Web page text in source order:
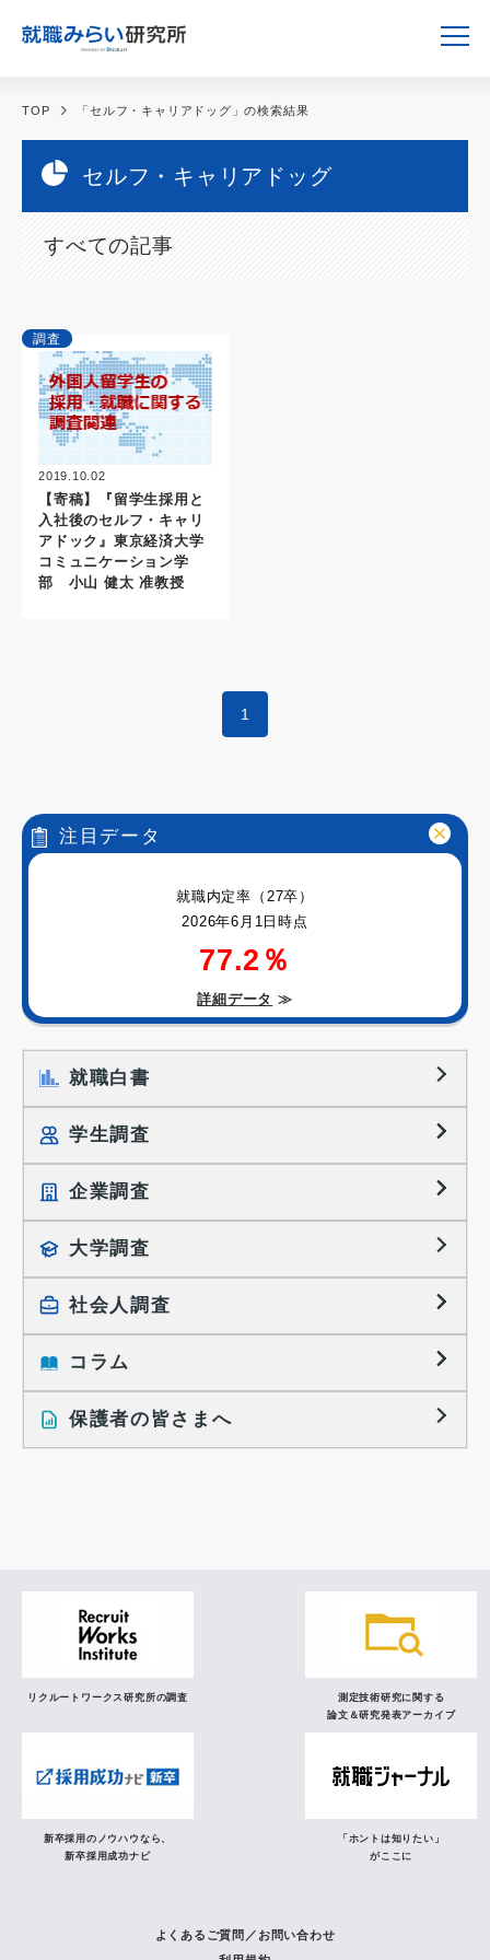
TOP 「セルフ・キャリアドッグ」の検索結果
セルフ・キャリアドッグ
すべての記事
調査
2019.10.02
【寄稿】『留学生採用と
入社後のセルフ・キャリ
アドック』東京経済大学
コミュニケーション学
部 小山 健太 准教授
1
注目データ
就職内定率（27卒）
2026年6月1日時点
77.2％
詳細データ ≫
就職白書
学生調査
就職プロセス調査
就職活動TOPICS
大学生の実態調査
働きたい組織の特徴
大学生の地域間移動レポート
就職活動に関するレポート
企業調査
採用に関する調査
採用活動に関するレポート
大学調査
社会人調査
就職活動と入社後の就業
就業レディネス研究
コラム
インタビュー記事
保護者の皆さまへ
リクルートワークス研究所の調査
測定技術研究に関する
論文＆研究発表アーカイブ
新卒採用のノウハウなら、
新卒採用成功ナビ
「ホントは知りたい」
がここに
よくあるご質問／お問い合わせ